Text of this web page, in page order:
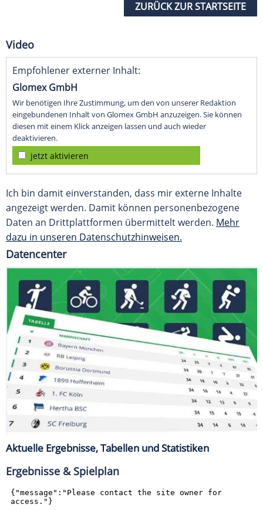
ZURÜCK ZUR STARTSEITE
Video
Empfohlener externer Inhalt:
Glomex GmbH
Wir benötigen Ihre Zustimmung, um den von unserer Redaktion
eingebundenen Inhalt von Glomex GmbH anzuzeigen. Sie können
diesen mit einem Klick anzeigen lassen und auch wieder
deaktivieren.
jetzt aktivieren
Ich bin damit einverstanden, dass mir externe Inhalte
angezeigt werden. Damit können personenbezogene
Daten an Drittplattformen übermittelt werden. Mehr
dazu in unseren Datenschutzhinweisen.
Datencenter
Aktuelle Ergebnisse, Tabellen und Statistiken
Ergebnisse & Spielplan